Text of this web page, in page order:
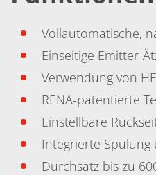
Vollautomatische,
Einseitige Emitter-
Verwendung von
RENA-patentierte
Einstellbare
Integrierte Spülung
Durchsatz bis zu